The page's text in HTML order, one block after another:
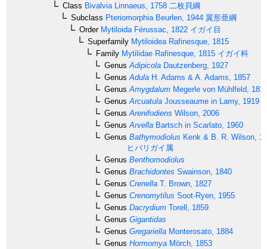
Class Bivalvia Linnaeus, 1758 二枚貝綱
Subclass Pteriomorphia Beurlen, 1944 翼形亜綱
OrderMytiloida Férussac, 1822 イガイ目
Superfamily Mytiloidea Rafinesque, 1815
Family Mytilidae Rafinesque, 1815 イガイ科
Genus Adipicola Dautzenberg, 1927
Genus Adula H. Adams & A. Adams, 1857
Genus Amygdalum Megerle von Mühlfeld, 1811
Genus Arcuatula Jousseaume in Lamy, 1919
Genus Arenifodiens Wilson, 2006
Genus Arvella Bartsch in Scarlato, 1960
Genus Bathymodiolus Kenk & B. R. Wilson,
ヒバリガイ属
Genus Benthomodiolus
Genus Brachidontes Swainson, 1840
Genus Crenella T. Brown, 1827
Genus Crenomytilus Soot-Ryen, 1955
Genus Dacrydium Torell, 1859
Genus Gigantidas
Genus Gregariella Monterosato, 1884
Genus Hormomya Mörch, 1853